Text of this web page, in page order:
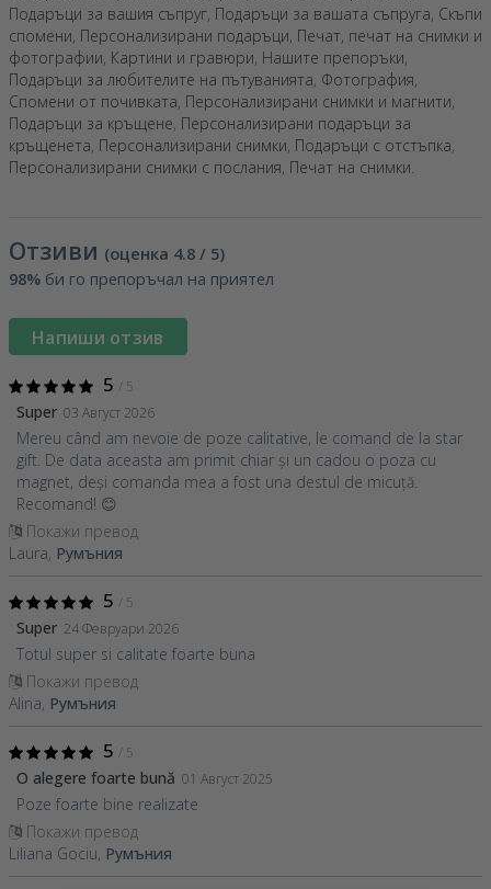
Подаръци за вашия съпруг, Подаръци за вашата съпруга, Скъпи
спомени, Персонализирани подаръци, Печат, печат на снимки и
фотографии, Картини и гравюри, Нашите препоръки,
Подаръци за любителите на пътуванията, Фотография,
Спомени от почивката, Персонализирани снимки и магнити,
Подаръци за кръщене, Персонализирани подаръци за
кръщенета, Персонализирани снимки, Подаръци с отстъпка,
Персонализирани снимки с послания, Печат на снимки
Отзиви (оценка 4.8 / 5)
98% би го препоръчал на приятел
Напиши отзив
5 / 5
Super 03 Август 2026
Mereu când am nevoie de poze calitative, le comand de la star
gift. De data aceasta am primit chiar și un cadou o poza cu
magnet, deși comanda mea a fost una destul de micuță.
Recomand! 😊
Покажи превод
Laura, Румъния
5 / 5
Super 24 Февруари 2026
Totul super si calitate foarte buna
Покажи превод
Alina, Румъния
5 / 5
O alegere foarte bună 01 Август 2025
Poze foarte bine realizate
Покажи превод
Liliana Gociu, Румъния